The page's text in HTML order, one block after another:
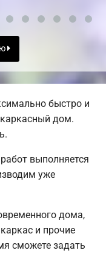
быстро и
дом.
выполняется
уже
дома,
и прочие
сможете задать